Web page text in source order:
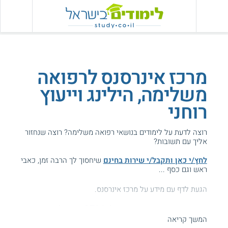
מרכז אינרסנס לרפואה
משלימה, הילינג וייעוץ
רוחני
רוצה לדעת על לימודים בנושאי רפואה משלימה? רוצה שנחזור
אליך עם תשובות?
לחץ/י כאן ותקבל/י שירות בחינם שיחסוך לך הרבה זמן, כאבי
ראש וגם כסף ...
הגעת לדף עם מידע על מרכז אינרסנס.
עזרנו גם לך? דרג אותנו:המשך קריאה